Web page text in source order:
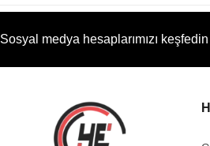
Sosyal medya hesaplarımızı keşfedin